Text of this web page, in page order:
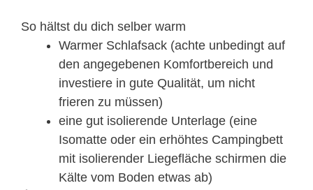
So hältst du dich selber warm
Warmer Schlafsack (achte unbedingt auf
den angegebenen Komfortbereich und
investiere in gute Qualität, um nicht
frieren zu müssen)
eine gut isolierende Unterlage (eine
Isomatte oder ein erhöhtes Campingbett
mit isolierender Liegefläche schirmen die
Kälte vom Boden etwas ab)